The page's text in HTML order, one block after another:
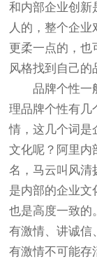
和内部企业创新
人的，整个企
更柔一点的，也
风格找到自己的
品牌个性一
理品牌个性有几
情，这几个词是
文化呢？阿里内
名，马云叫风清
是内部的企业文
也是高度一致的
有激情、讲诚信
有激情不可能存